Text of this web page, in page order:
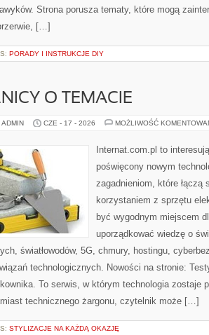
Strona porusza tematy, które mogą
[…]
PORADY I INSTRUKCJE DIY
O TEMACIE
CZE - 17 - 2026 MOŻLIWOŚĆ
Internat.com.pl to
poświęcony nowym
zagadnieniom, które łączą
korzystaniem z sprzętu
być wygodnym miejscem
uporządkować wiedzę o
światłowodów, 5G, chmury, hostingu,
technologicznych. Nowości na stronie:
To serwis, w którym technologia zostaje
technicznego żargonu, czytelnik może […]
STYLIZACJE NA KAŻDĄ OKAZJĘ